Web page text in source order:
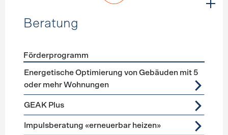
Beratung
Förderprogramme Beratung
Förderprogramm
Energetische Optimierung von Gebäuden mit 5
oder mehr Wohnungen
GEAK Plus
Impulsberatung «erneuerbar heizen»